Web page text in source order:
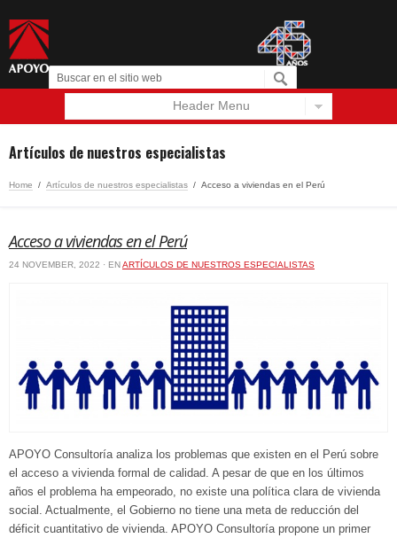
Header Menu
Artículos de nuestros especialistas
Home / Artículos de nuestros especialistas / Acceso a viviendas en el Perú
Acceso a viviendas en el Perú
24 NOVEMBER, 2022 · ENARTÍCULOS DE NUESTROS ESPECIALISTAS
APOYO Consultoría analiza los problemas que existen en el Perú sobre
el acceso a vivienda formal de calidad. A pesar de que en los últimos
años el problema ha empeorado, no existe una política clara de vivienda
social. Actualmente, el Gobierno no tiene una meta de reducción del
déficit cuantitativo de vivienda. APOYO Consultoría propone un primer